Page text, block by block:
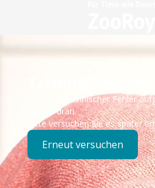
Technisches
Es ist ein technischer Fehler
bereits dran.
Bitte versuchen Sie es später
Erneut versuchen